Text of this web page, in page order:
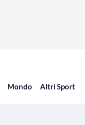
Mondo Altri Sport